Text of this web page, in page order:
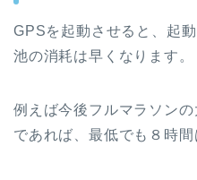
GPSを起動させると、起
池の消耗は早くなります。
例えば今後フルマラソン
であれば、最低でも８時